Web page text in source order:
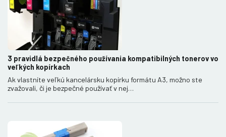
3 pravidlá bezpečného používania kompatibilných tonerov vo
veľkých kopírkach
Ak vlastníte veľkú kancelársku kopírku formátu A3, možno ste
zvažovali, či je bezpečné používať v nej…